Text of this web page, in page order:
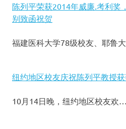
陈列平荣获2014年威廉.考利奖
别致函祝贺
福建医科大学78级校友、耶鲁
纽约地区校友庆祝陈列平教授
10月14日晚，纽约地区校友欢…